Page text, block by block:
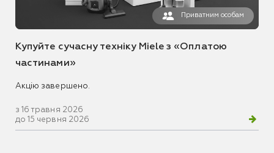
Приватним особам
Купуйте сучасну техніку Miele з «Оплатою
частинами»
Акцію завершено.
з 16 травня 2026
до 15 червня 2026